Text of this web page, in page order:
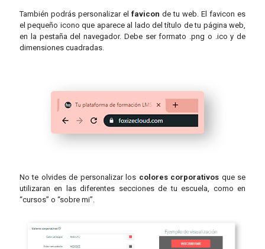
También podrás personalizar el favicon de tu web. El favicon es
el pequeño icono que aparece al lado del título de tu página web,
en la pestaña del navegador. Debe ser formato .png o .ico y de
dimensiones cuadradas.
No te olvides de personalizar los colores corporativos que se
utilizaran en las diferentes secciones de tu escuela, como en
“cursos” o “sobre mi”.